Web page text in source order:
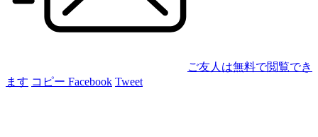
ご友人は無料で閲覧でき
ます コピー Facebook Tweet